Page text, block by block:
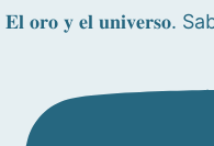
𝐄𝐥 𝐨𝐫𝐨 𝐲 𝐞𝐥 𝐮𝐧𝐢𝐯𝐞𝐫𝐬𝐨.